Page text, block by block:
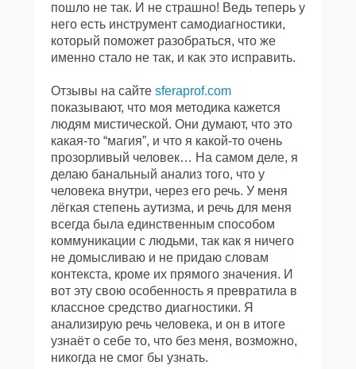
пошло не так. И не страшно! Ведь теперь у
него есть инструмент самодиагностики,
который поможет разобраться, что же
именно стало не так, и как это исправить.
Отзывы на сайте sferaprof.com
показывают, что моя методика кажется
людям мистической. Они думают, что это
какая-то “магия”, и что я какой-то очень
прозорливый человек… На самом деле, я
делаю банальный анализ того, что у
человека внутри, через его речь. У меня
лёгкая степень аутизма, и речь для меня
всегда была единственным способом
коммуникации с людьми, так как я ничего
не домысливаю и не придаю словам
контекста, кроме их прямого значения. И
вот эту свою особенность я превратила в
классное средство диагностики. Я
анализирую речь человека, и он в итоге
узнаёт о себе то, что без меня, возможно,
никогда не смог бы узнать.